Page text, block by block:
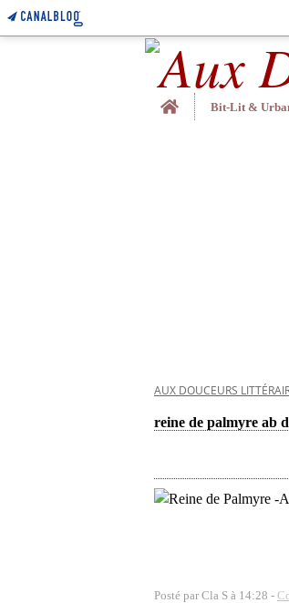
Home
AUX DOUCEURS
reine de palmyre ab
Posté par Cla S à 14:28 -